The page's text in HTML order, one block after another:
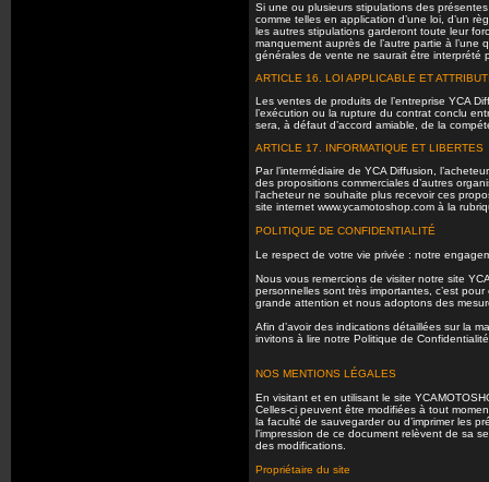
Si une ou plusieurs stipulations des
comme telles en application d’une loi, d’un
les autres stipulations garderont toute leur
manquement auprès de l’autre partie à
générales de vente ne saurait être interprété
ARTICLE 16. LOI APPLICABLE ET
Les ventes de produits de l’entreprise YCA
l’exécution ou la rupture du contrat conclu
sera, à défaut d’accord amiable, de la
ARTICLE 17. INFORMATIQUE ET LIBERTES
Par l’intermédiaire de YCA Diffusion,
des propositions commerciales d’autres
l’acheteur ne souhaite plus recevoir ces
site internet www.ycamotoshop.com à la
POLITIQUE DE CONFIDENTIALITÉ
Le respect de votre vie privée : notre
Nous vous remercions de visiter notre site
personnelles sont très importantes, c’est
grande attention et nous adoptons des
Afin d’avoir des indications détaillées sur la
invitons à lire notre Politique de
NOS MENTIONS LÉGALES
En visitant et en utilisant le site
Celles-ci peuvent être modifiées à tout
la faculté de sauvegarder ou d’imprimer les
l’impression de ce document relèvent de sa
des modifications.
Propriétaire du site